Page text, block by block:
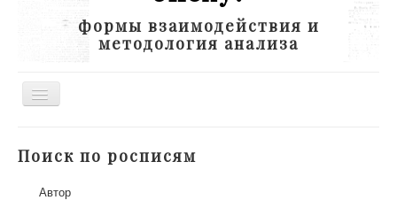
формы взаимодействия и
методология анализа
Toggle
Участники
Поиск по росписям
Автор